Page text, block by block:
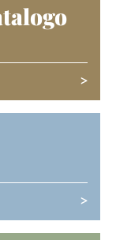
>
>